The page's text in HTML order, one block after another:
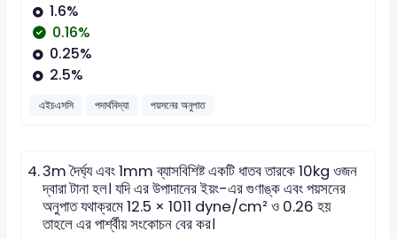
1.6%
0.16%
0.25%
2.5%
এইচএসসি পদার্থবিদ্যা পয়সনের অনুপাত
4.3m দৈর্ঘ্য এবং 1mm ব্যাসবিশিষ্ট একটি ধাতব তারকে 10kg ওজন
দ্বারা টানা হল। যদি এর উপাদানের ইয়ং-এর গুণাঙ্ক এবং পয়সনের
অনুপাত যথাক্রমে 12.5 × 1011 dyne/cm² ও 0.26 হয়
তাহলে এর পার্শ্বীয় সংকোচন বের কর।